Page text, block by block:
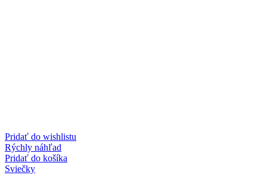
Pridať do wishlistu
Rýchly náhľad
Pridať do košíka
Sviečky